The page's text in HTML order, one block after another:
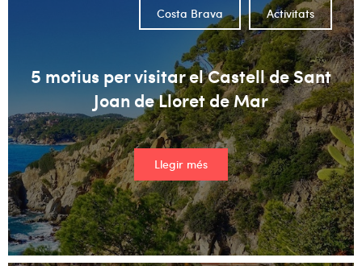
5 motius per visitar el Castell de Sant
Joan de Lloret de Mar
Llegir més
Activitats
Costa Brava